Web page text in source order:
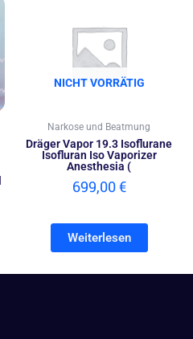
NICHT VORRÄTIG
Narkose und Beatmung
Dräger Vapor 19.3 Isoflurane
Isofluran Iso Vaporizer
Anesthesia (
699,00€
Weiterlesen